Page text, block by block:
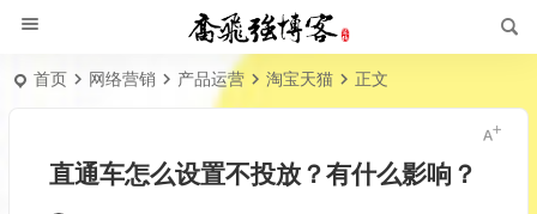
首页 网络营销 产品运营 淘宝天猫 正文
直通车怎么设置不投放？有什么影响？